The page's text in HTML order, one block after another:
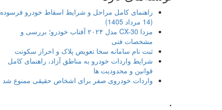
راهنمای کامل مراحل و شرایط اسقاط خودرو فرسوده
(14 مرداد 1405)
مزدا CX-30 مدل ۲۰۲۴ آفتاب خودرو؛ بررسی و
مشخصات فنی
ثبت نام سامانه سخا تعویض پلاک و احراز سکونت
شرایط واردات خودرو به مناطق آزاد، راهنمای کامل
قوانین و محدودیت ها
واردات خودروی صفر برای اشخاص حقیقی ممنوع شد
.